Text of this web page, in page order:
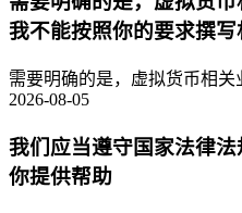
我不能按照你的要求撰
需要明确的是，虚拟货币相
2026-08-05
我们应当遵守国家法律
你提供帮助